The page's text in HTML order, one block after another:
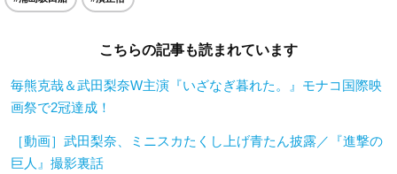
こちらの記事も読まれています
毎熊克哉＆武田梨奈W主演『いざなぎ暮れた。』モナコ国際映
画祭で2冠達成！
［動画］武田梨奈、ミニスカたくし上げ青たん披露／『進撃の
巨人』撮影裏話